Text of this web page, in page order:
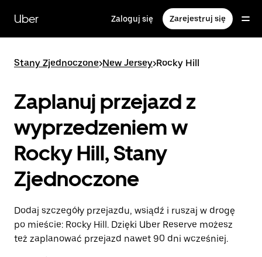
głównej
zawartości
Uber Zaloguj się Zarejestruj się
Stany Zjednoczone>New Jersey>Rocky Hill
Zaplanuj przejazd z
wyprzedzeniem w
Rocky Hill, Stany
Zjednoczone
Dodaj szczegóły przejazdu, wsiądź i ruszaj w drogę
po mieście: Rocky Hill. Dzięki Uber Reserve możesz
też zaplanować przejazd nawet 90 dni wcześniej.